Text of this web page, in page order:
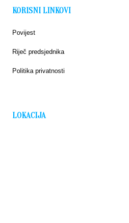
KORISNI LINKOVI
Povijest
Riječ predsjednika
Politika privatnosti
LOKACIJA